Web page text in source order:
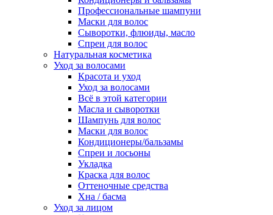
Профессиональные шампуни
Маски для волос
Сыворотки, флюиды, масло
Спреи для волос
Натуральная косметика
Уход за волосами
Красота и уход
Уход за волосами
Всё в этой категории
Масла и сыворотки
Шампунь для волос
Маски для волос
Кондиционеры/бальзамы
Спреи и лосьоны
Укладка
Краска для волос
Оттеночные средства
Хна / басма
Уход за лицом